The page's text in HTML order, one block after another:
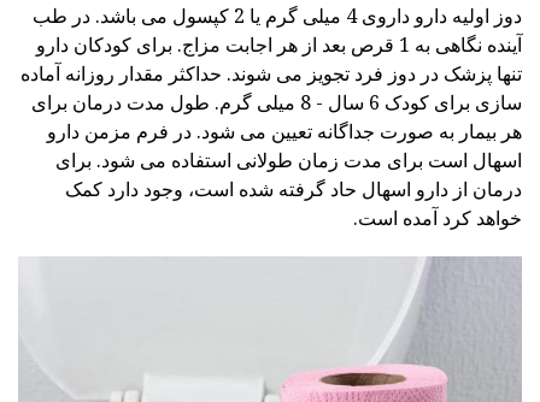
دوز اولیه دارو داروی 4 میلی گرم یا 2 کپسول می باشد. در طب
آینده نگاهی به 1 قرص بعد از هر اجابت مزاج. برای کودکان دارو
تنها پزشک در دوز فرد تجویز می شوند. حداکثر مقدار روزانه آماده
سازی برای کودک 6 سال - 8 میلی گرم. طول مدت درمان برای
هر بیمار به صورت جداگانه تعیین می شود. در فرم مزمن دارو
اسهال است برای مدت زمان طولانی استفاده می شود. برای
درمان از دارو اسهال حاد گرفته شده است، وجود دارد کمک
خواهد کرد آمده است.